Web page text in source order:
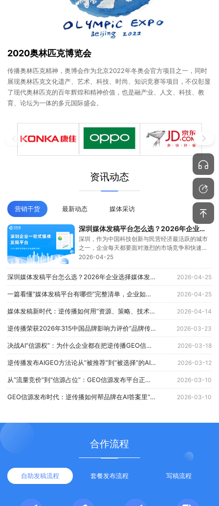
2020奥林匹克博览会
传播奥林匹克精神，奥博会作为北京2022年冬奥会官方项目之一，同时
展现奥林匹克文化遗产、艺术、科技、时尚、知识竞赛等项目，不仅彰显
了现代奥林匹克的百年辉煌和精神价值，也是融产业、人文、科技、教
育、论坛为一体的多元国际盛会。
资讯动态
营销干货 最新动态 媒体采访
深圳媒体发稿平台怎么选？2026年企业选择媒体发稿平台的避坑指南
深圳，作为中国科技创新与民营经济最活跃的城市
之一，企业每天都要面对激烈的市场竞争和快速变
化的传播环境。尤其...
2026-04-25
深圳媒体发稿平台怎么选？2026年企业选择媒体发稿平台的避坑指南 2026-04-25
一篇看懂“媒体发稿平台有哪些”完整清单，企业如何精准匹配？ 2026-04-25
媒体发稿新时代：逆传播如何用“资源、策略、技术三位一体”重新定义品牌传播？ 2026-04-14
逆传播荣获2026年315中国品牌影响力评价“品牌传播行业消费者满意品牌” 2026-03-23
决战AI“信源权”：为什么企业都在把逆传播GEO信源发布平台当作“战略基础设施”？ 2026-03-18
逆传播发布AIGEO方法论从“被推荐”到“被选择”的AI时代品牌增长体系 2026-03-12
从“流量竞价”到“信源占位”：GEO信源发布平台正在改写消费品牌的获客成本结构 2026-03-10
GEO信源发布时代：逆传播如何帮品牌在AI答案里“占位”？ 2026-03-10
合作流程
自助发稿流程 套餐发布流程 写稿流程